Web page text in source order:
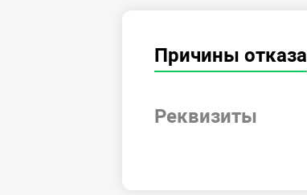
Причины отказа
Реквизиты